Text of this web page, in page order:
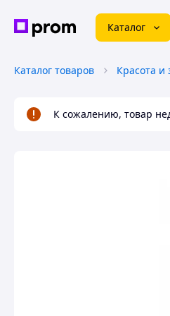
Каталог
Каталог товаров Красота и
К сожалению, товар